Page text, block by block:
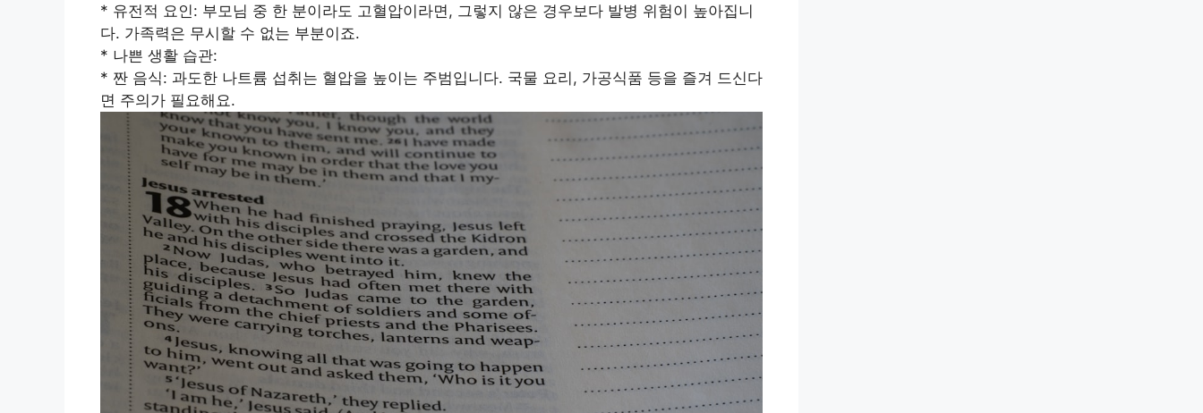
* 유전적 요인: 부모님 중 한 분이라도 고혈압이라면, 그렇지 않은 경우보다 발병 위험이 높아집니
다. 가족력은 무시할 수 없는 부분이죠.
* 나쁜 생활 습관:
* 짠 음식: 과도한 나트륨 섭취는 혈압을 높이는 주범입니다. 국물 요리, 가공식품 등을 즐겨 드신다
면 주의가 필요해요.